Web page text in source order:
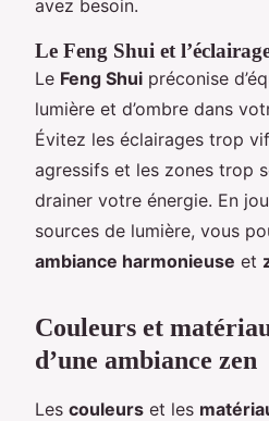
avez besoin.
Le Feng Shui et
Le Feng Shui préconise
lumière et d’ombre dans
Évitez les éclairages trop
agressifs et les zones trop
drainer votre énergie. En
sources de lumière, vous
ambiance harmonieuse et
Couleurs et
d’une ambiance zen
Les couleurs et les